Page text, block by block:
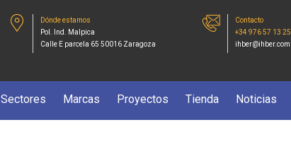
Dónde estamos
Pol. Ind. Malpica
Calle E parcela 65 50016 Zaragoza
Contacto
+34 976 57 13 25
ihber@ihber.com
Sectores Marcas Proyectos Tienda Noticias